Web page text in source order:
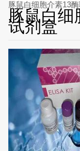
豚鼠白细胞介素13
豚鼠白细
试剂盒